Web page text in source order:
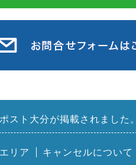
スト大分が掲載されました。
リア
キャンセルについて